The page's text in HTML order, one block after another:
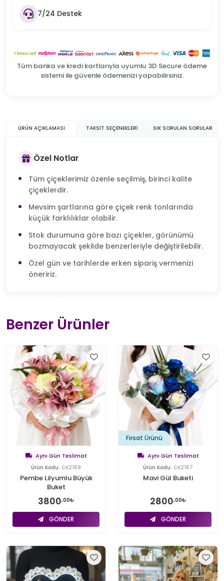
7/24 Destek
Tüm banka ve kredi kartlarıyla uyumlu 3D Secure ödeme
sistemi ile güvenle ödemenizi yapabilirsiniz.
ÜRÜN AÇIKLAMASI TAKSIT SEÇENEKLERI SIK SORULAN SORULAR
Özel Notlar
Tüm çiçeklerimiz özenle seçilmiş, birinci kalite
çiçeklerdir.
Mevsim şartlarına göre çiçek renk tonlarında
küçük farklılıklar olabilir.
Stok durumuna göre bazı çiçekler, görünümü
bozmayacak şekilde benzerleriyle değiştirilebilir.
Özel gün ve tarihlerde erken sipariş vermenizi
öneririz.
Benzer Ürünler
Aynı Gün Teslimat
Ürün Kodu: CK2169
Pembe Lilyumlu Büyük
Buket
3800,00₺
GÖNDER
Fırsat Ürünü
Aynı Gün Teslimat
Ürün Kodu: CK2167
Mavi Gül Buketi
2800,00₺
GÖNDER